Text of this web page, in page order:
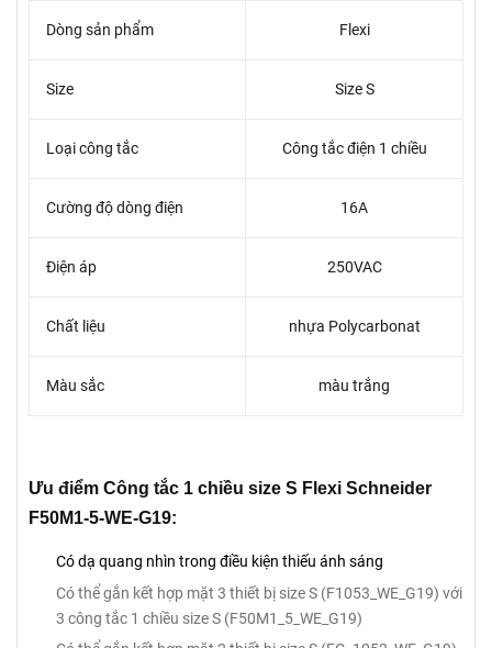
Dòng sản phẩm Flexi
Size Size S
Loại công tắc Công tắc điện 1 chiều
Cường độ dòng điện 16A
Điện áp 250VAC
Chất liệu nhựa Polycarbonat
Màu sắc màu trắng
Ưu điểm Công tắc 1 chiều size S Flexi Schneider
F50M1-5-WE-G19:
Có dạ quang nhìn trong điều kiện thiếu ánh sáng
Có thể gắn kết hợp mặt 3 thiết bị size S (F1053_WE_G19) với
3 công tắc 1 chiều size S (F50M1_5_WE_G19)